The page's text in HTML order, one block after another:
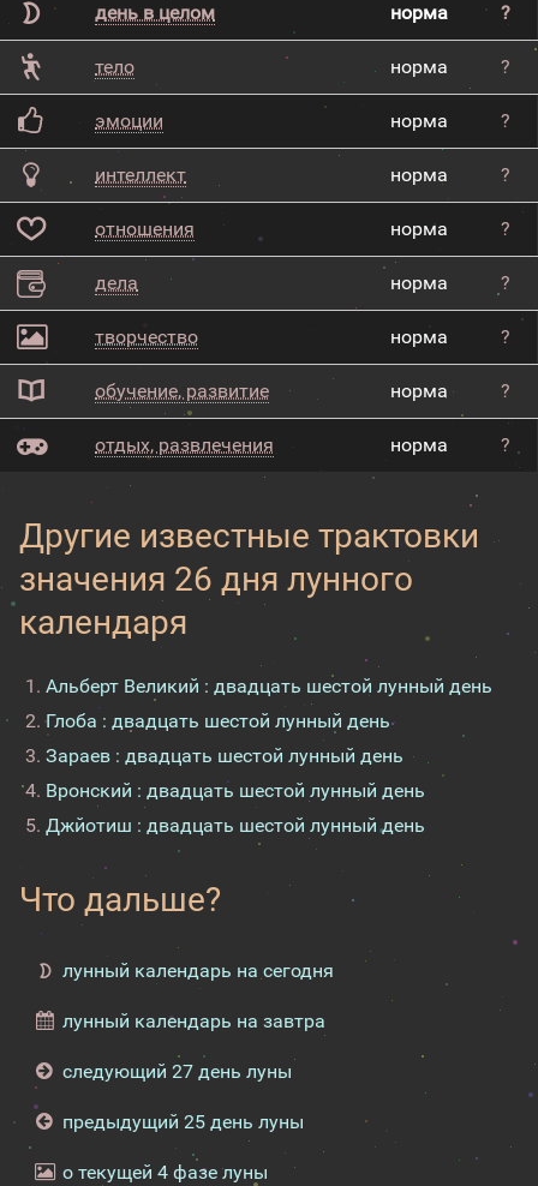
день в целом норма ?
тело норма ?
эмоции норма ?
интеллект норма ?
отношения норма ?
дела норма ?
творчество норма ?
обучение, развитие норма ?
отдых, развлечения норма ?
Другие известные трактовки
значения 26 дня лунного
календаря
Альберт Великий : двадцать шестой лунный день
Глоба : двадцать шестой лунный день
Зараев : двадцать шестой лунный день
Вронский : двадцать шестой лунный день
Джйотиш : двадцать шестой лунный день
Что дальше?
лунный календарь на сегодня
лунный календарь на завтра
следующий 27 день луны
предыдущий 25 день луны
о текущей 4 фазе луны